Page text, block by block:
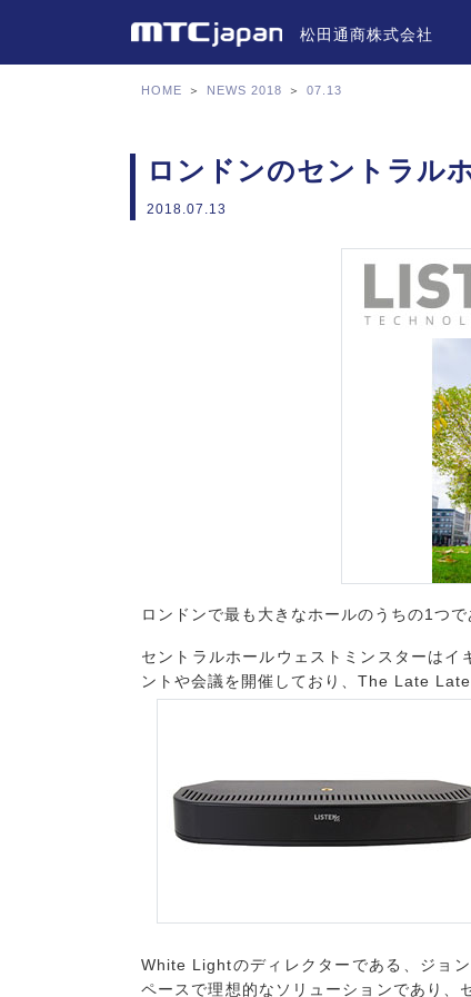
松田通商株式会社
HOME ＞ NEWS 2018 ＞ 07.13
ロンドンのセントラル
2018.07.13
ロンドンで最も大きなホールのうちの1つ
セントラルホールウェストミンスターは
ントや会議を開催しており、The Late
White Lightのディレクターである、ジョ
ペースで理想的なソリューションであり、